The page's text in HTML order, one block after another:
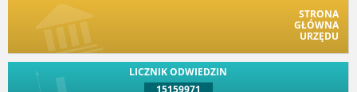
STRONA
GŁÓWNA
URZĘDU
LICZNIK ODWIEDZIN